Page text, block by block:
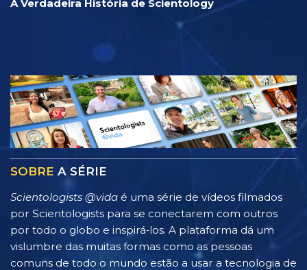
A Verdadeira História de Scientology
SOBRE A SÉRIE
Scientologists @vida é uma série de vídeos filmados
por Scientologists para se conectarem com outros
por todo o globo e inspirá‑los. A plataforma dá um
vislumbre das muitas formas como as pessoas
comuns de todo o mundo estão a usar a tecnologia de